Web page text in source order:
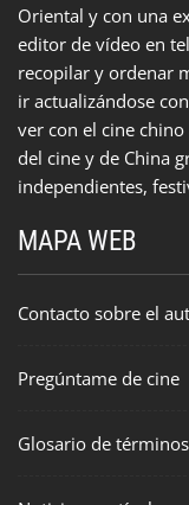
Oriental y con una
editor de vídeo en
recopilar y ordenar
ir actualizándose
ver con el cine
del cine y de China
independientes,
MAPA WEB
Contacto sobre el
Pregúntame de cine
Glosario de términos